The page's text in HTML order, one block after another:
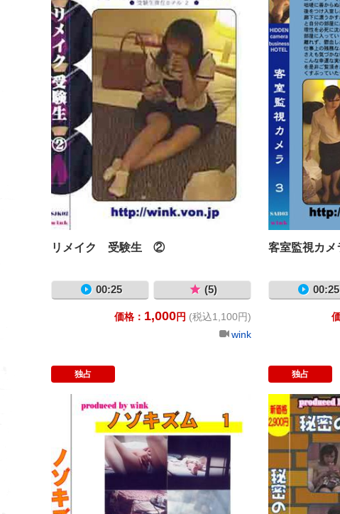
リメイク 受験生 ②
00:25 (5)
価格： 1,000円 (税込1,100円)
wink
客室監視カ
00:25
独占
ノゾキズム1
独占